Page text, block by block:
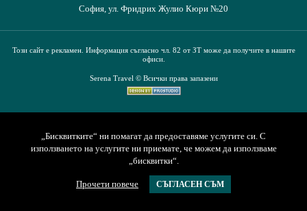
София, ул. Фридрих Жулио Кюри №20
Този сайт е рекламен. Информация съгласно чл. 82 от ЗТ може да получите в нашите
офиси.
Serena Travel © Всички права запазени
„Бисквитките“ ни помагат да предоставяме услугите си. С
използването на услугите ни приемате, че можем да използваме
„бисквитки“.
Прочети повече СЪГЛАСЕН СЪМ